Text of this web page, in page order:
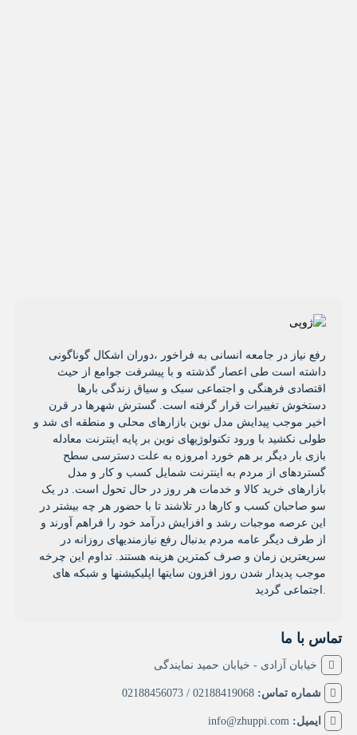
رفع نیاز در جامعه انسانی به فراخور ،دوران اشکال گوناگونی
داشته است طی اعصار گذشته و با پیشرفت جوامع از حیث
اقتصادی فرهنگی و اجتماعی سبک و سیاق زندگی بارها
دستخوش تغییرات قرار گرفته است. گسترش شهرها در قرن
اخیر موجب پیدایش مدل نوین بازارهای محلی و منطقه ای شد و
طولی نکشید با ورود تکنولوژیهای نوین بر پایه اینترنت معادله
بازی بار دیگر بر هم خورد امروزه به علت دسترسی سطح
گستردهای از مردم به اینترنت شمایل کسب و کار و مدل
بازارهای خرید کالا و خدمات هر روز در حال تحول است. در یک
سو صاحبان کسب و کارها در تلاشند تا با حضور هر چه بیشتر در
این عرصه موجبات رشد و افزایش درآمد خود را فراهم آورند و
از طرف دیگر عامه مردم بدنبال رفع نیازمندیهای روزانه در
سریعترین زمان و صرف کمترین هزینه هستند. تداوم این چرخه
موجب پدیدار شدن روز افزون سایتها اپلیکیشنها و شبکه های
اجتماعی گردید.
تماس با ما
خیابان آزادی - خیابان حمید نمایندگی
شماره تماس:02188419068 / 02188456073
ایمیل:info@zhuppi.com